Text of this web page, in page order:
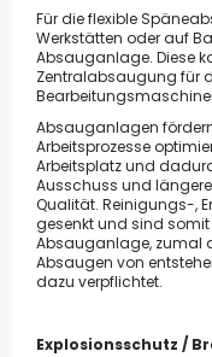
Für die flexible
Werkstätten oder auf
Absauganlage. Diese
Zentralabsaugung für
Absauganlagen
Arbeitsprozesse
Arbeitsplatz und
Ausschuss und
Qualität. Reinigungs-,
gesenkt und sind
Absauganlage, zumal
Absaugen von
dazu verpflichtet.
Explosionsschutz /